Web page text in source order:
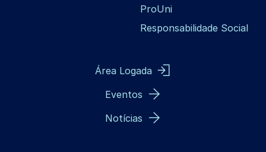
ProUni
Responsabilidade Social
Área Logada
Eventos
Notícias